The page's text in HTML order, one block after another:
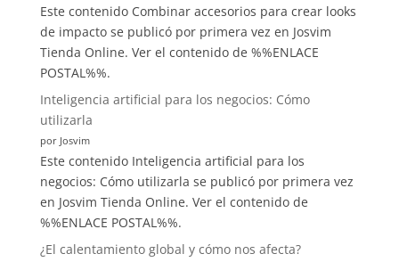
artificial
para
los
negocios:
Cómo
utilizarla
Este contenido Combinar accesorios para crear looks
de impacto se publicó por primera vez en Josvim
Tienda Online. Ver el contenido de %%ENLACE
POSTAL%%.
Inteligencia artificial para los negocios: Cómo
utilizarla
por Josvim
Este contenido Inteligencia artificial para los
negocios: Cómo utilizarla se publicó por primera vez
en Josvim Tienda Online. Ver el contenido de
%%ENLACE POSTAL%%.
¿El calentamiento global y cómo nos afecta?